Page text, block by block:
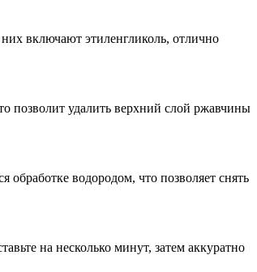
включают этиленгликоль, отлично
позволит удалить верхний слой ржавчины
обработке водородом, что позволяет снять
на несколько минут, затем аккуратно